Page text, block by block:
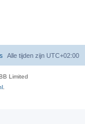
Alle tijden zijn UTC+02:00
Limited